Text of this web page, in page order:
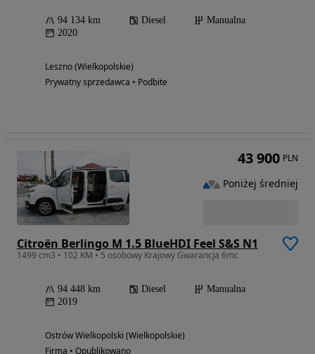
94 134 km Diesel
Manualna
2020
Leszno (Wielkopolskie)
Prywatny sprzedawca • Podbite
Citroën Berlingo M 1.5 BlueHDI Feel S&S N1
1499 cm3 • 102 KM • 5 osobowy Krajowy Gwarancja 6mc
94 448 km Diesel
Manualna
2019
Ostrów Wielkopolski (Wielkopolskie)
Firma • Opublikowano
43 900 PLN
Poniżej średniej